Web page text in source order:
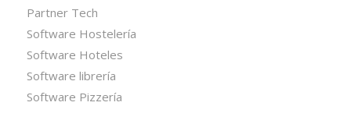
Partner Tech
Software Hostelería
Software Hoteles
Software librería
Software Pizzería